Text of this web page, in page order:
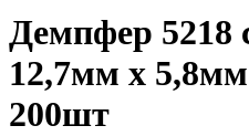
Демпфер 5218
12,7мм х
200шт